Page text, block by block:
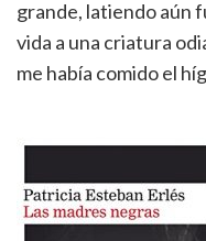
grande, latiendo aún
vida a una criatura
me había comido el